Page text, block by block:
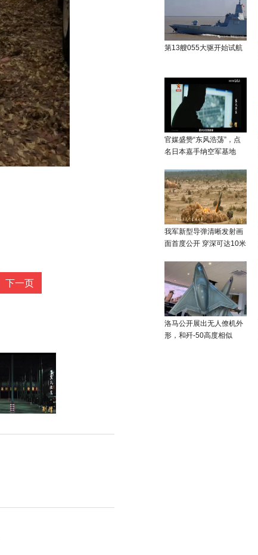
下一页
第13艘055大驱开始试航
官媒盛赞“东风浩荡”，点
名日本嘉手纳空军基地
我军新型导弹清晰发射画
面首度公开 穿深可达10米
洛马公开展出无人僚机外
形，和歼-50高度相似